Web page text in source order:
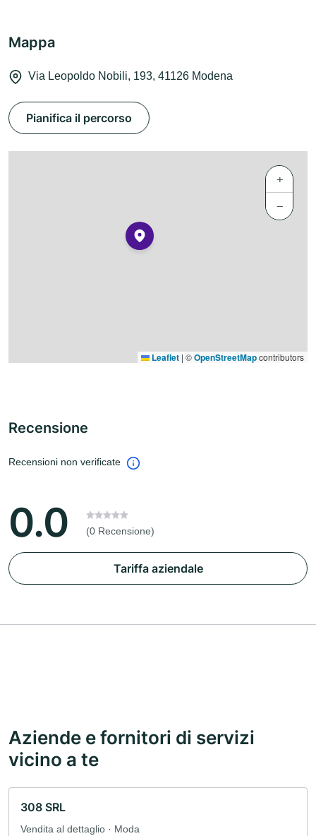
Mappa
Via Leopoldo Nobili, 193, 41126 Modena
Pianifica il percorso
+
−
Leaflet | ©OpenStreetMapcontributors
Recensione
Recensioni non verificate
0.0 (0 Recensione)
Tariffa aziendale
Aziende e fornitori di servizi
vicino a te
308 SRL
Vendita al dettaglio · Moda